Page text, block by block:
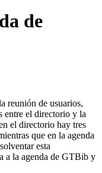
de
reunión de usuarios,
entre el directorio y la
el directorio hay tres
que en la agenda
esta
a la agenda de GTBib y